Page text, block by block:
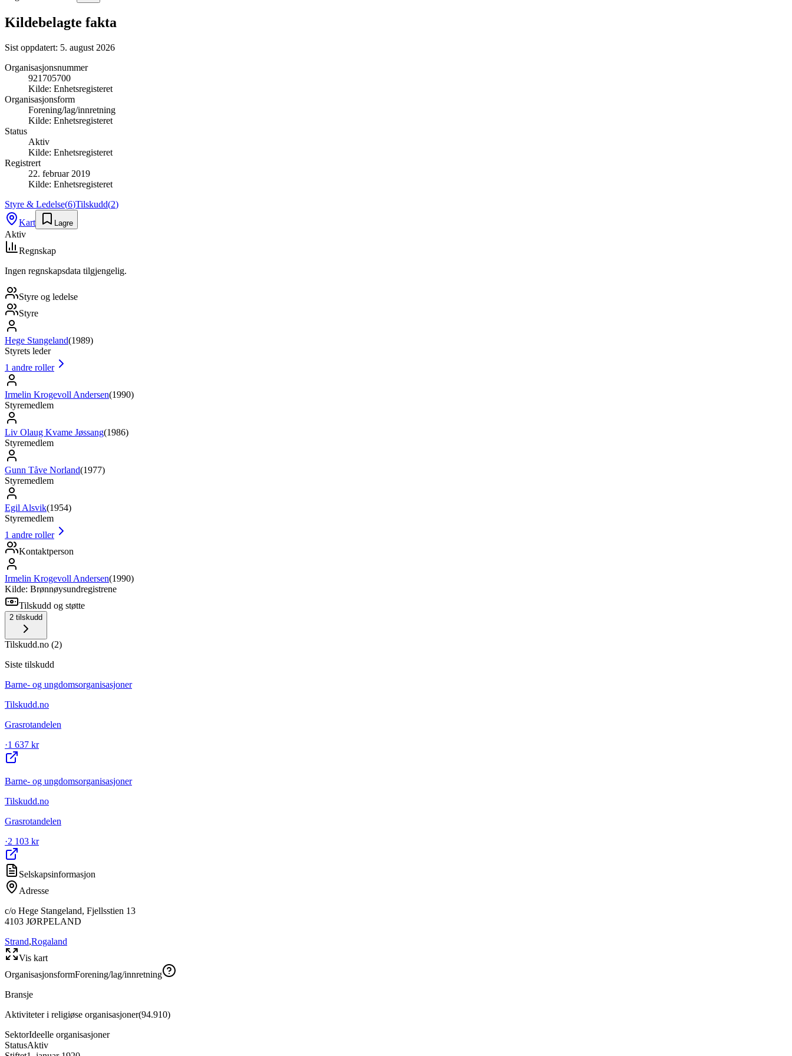
Kildebelagte fakta
Sist oppdatert: 5. august 2026
Organisasjonsnummer
921705700
Kilde: Enhetsregisteret
Organisasjonsform
Forening/lag/innretning
Kilde: Enhetsregisteret
Status
Aktiv
Kilde: Enhetsregisteret
Registrert
22. februar 2019
Kilde: Enhetsregisteret
Styre & Ledelse(6)Tilskudd(2)
Kart
Lagre
Aktiv
Regnskap
Ingen regnskapsdata tilgjengelig.
Styre og ledelse
Styre
Hege Stangeland(1989)
Styrets leder
1 andre roller
Irmelin Krogevoll Andersen(1990)
Styremedlem
Liv Olaug Kvame Jøssang(1986)
Styremedlem
Gunn Tåve Norland(1977)
Styremedlem
Egil Alsvik(1954)
Styremedlem
1 andre roller
Kontaktperson
Irmelin Krogevoll Andersen(1990)
Kilde: Brønnøysundregistrene
Tilskudd og støtte
2 tilskudd
Tilskudd.no (2)
Siste tilskudd
Barne- og ungdomsorganisasjoner
Tilskudd.no
Grasrotandelen
·1 637 kr
Barne- og ungdomsorganisasjoner
Tilskudd.no
Grasrotandelen
·2 103 kr
Selskapsinformasjon
Adresse
c/o Hege Stangeland, Fjellsstien 13
4103 JØRPELAND
Strand,Rogaland
Vis kart
OrganisasjonsformForening/lag/innretning
Bransje
Aktiviteter i religiøse organisasjoner(94.910)
SektorIdeelle organisasjoner
StatusAktiv